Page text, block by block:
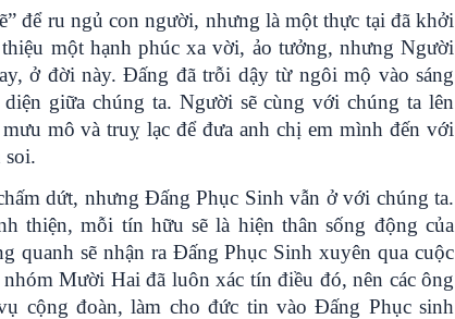
để ru ngủ con người, nhưng là một thực tại đã khởi
một hạnh phúc xa vời, ảo tưởng, nhưng Người
ở đời này. Đấng đã trỗi dậy từ ngôi mộ vào sáng
giữa chúng ta. Người sẽ cùng với chúng ta lên
mô và truỵ lạc để đưa anh chị em mình đến với
soi.
dứt, nhưng Đấng Phục Sinh vẫn ở với chúng ta.
thiện, mỗi tín hữu sẽ là hiện thân sống động của
quanh sẽ nhận ra Đấng Phục Sinh xuyên qua cuộc
Mười Hai đã luôn xác tín điều đó, nên các ông
cộng đoàn, làm cho đức tin vào Đấng Phục sinh